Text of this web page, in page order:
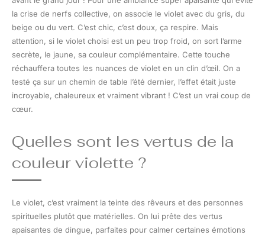
la crise de nerfs collective, on associe le violet avec du gris, du
beige ou du vert. C’est chic, c’est doux, ça respire. Mais
attention, si le violet choisi est un peu trop froid, on sort l’arme
secrète, le jaune, sa couleur complémentaire. Cette touche
réchauffera toutes les nuances de violet en un clin d’œil. On a
testé ça sur un chemin de table l’été dernier, l’effet était juste
incroyable, chaleureux et vraiment vibrant ! C’est un vrai coup de
cœur.
Quelles sont les vertus de la
couleur violette ?
Le violet, c’est vraiment la teinte des rêveurs et des personnes
spirituelles plutôt que matérielles. On lui prête des vertus
apaisantes de dingue, parfaites pour calmer certaines émotions